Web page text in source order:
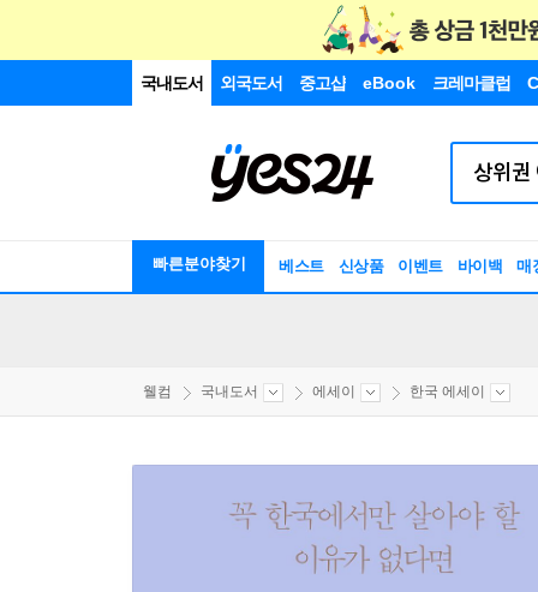
국내도서 외국도서 중고샵 eBook 크레마클럽
빠른분야찾기 베스트 신상품 이벤트 바이백 매
웰컴 국내도서 에세이 한국 에세이